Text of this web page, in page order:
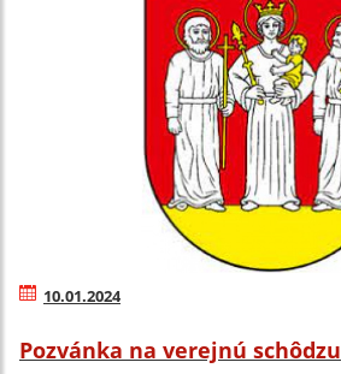
10.01.2024
Pozvánka na verejnú schôdzu